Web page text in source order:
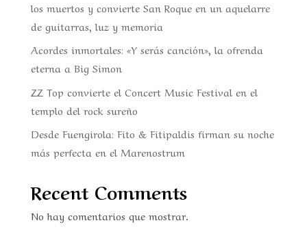
los muertos y convierte San Roque en un aquelarre
de guitarras, luz y memoria
Acordes inmortales: «Y serás canción», la ofrenda
eterna a Big Simon
ZZ Top convierte el Concert Music Festival en el
templo del rock sureño
Desde Fuengirola: Fito & Fitipaldis firman su noche
más perfecta en el Marenostrum
Recent Comments
No hay comentarios que mostrar.